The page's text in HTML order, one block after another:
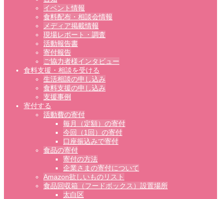
イベント情報
食料配布・相談会情報
メディア掲載情報
現場レポート・調査
活動報告書
寄付報告
ご協力者様インタビュー
食料支援・相談を受ける
生活相談の申し込み
食料支援の申し込み
支援事例
寄付する
活動費の寄付
毎月（定額）の寄付
今回（1回）の寄付
口座振込みで寄付
食品の寄付
寄付の方法
企業さまの寄付について
Amazon欲しいものリスト
食品回収箱（フードボックス）設置場所
太白区